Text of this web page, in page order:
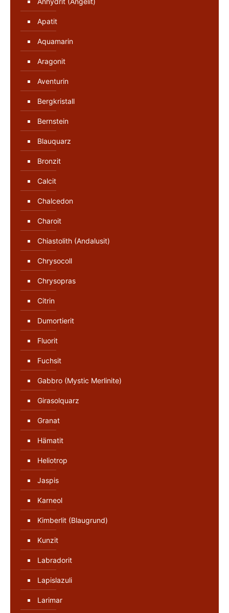
Apatit
Aquamarin
Aragonit
Aventurin
Bergkristall
Bernstein
Blauquarz
Bronzit
Calcit
Chalcedon
Charoit
Chiastolith (Andalusit)
Chrysocoll
Chrysopras
Citrin
Dumortierit
Fluorit
Fuchsit
Gabbro (Mystic Merlinite)
Girasolquarz
Granat
Hämatit
Heliotrop
Jaspis
Karneol
Kimberlit (Blaugrund)
Kunzit
Labradorit
Lapislazuli
Larimar